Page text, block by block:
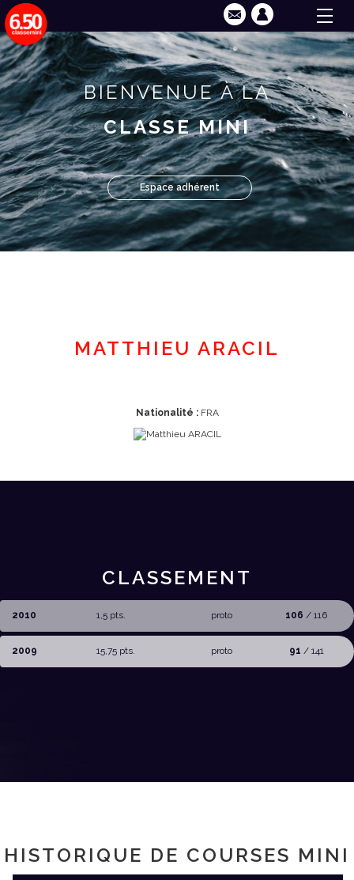
BIENVENUE À LA
CLASSE MINI
Espace adhérent
MATTHIEU ARACIL
Nationalité :FRA
CLASSEMENT
2010 1,5 pts. proto 106 / 116
2009 15,75 pts. proto 91 / 141
HISTORIQUE DE COURSES MINI